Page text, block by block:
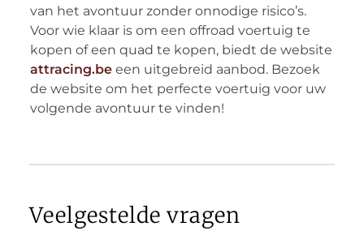
van het avontuur zonder onnodige risico’s.
Voor wie klaar is om een offroad voertuig te
kopen of een quad te kopen, biedt de website
attracing.beeen uitgebreid aanbod. Bezoek
de website om het perfecte voertuig voor uw
volgende avontuur te vinden!
Veelgestelde vragen